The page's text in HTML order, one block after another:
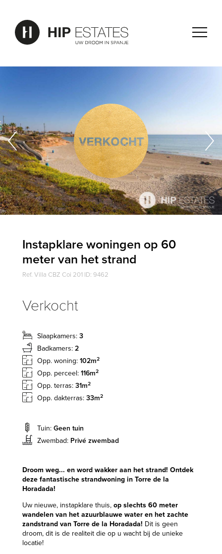
Instapklare woningen op 60
meter van het strand
Ref. Villa CBZ Coi 201 ID: 9462
Verkocht
Slaapkamers: 3
Badkamers: 2
Opp. woning: 102m2
Opp. perceel: 116m2
Opp. terras: 31m2
Opp. dakterras: 33m2
Tuin: Geen tuin
Zwembad: Privé zwembad
Droom weg... en word wakker aan het strand! Ontdek
deze fantastische strandwoning in Torre de la
Horadada!
Uw nieuwe, instapklare thuis, op slechts 60 meter
wandelen van het azuurblauwe water en het zachte
zandstrand van Torre de la Horadada! Dit is geen
droom, dit is de realiteit die op u wacht bij de unieke
locatie!